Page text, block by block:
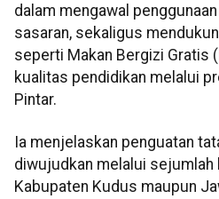
dalam mengawal
sasaran, sekaligus
seperti Makan Bergizi Gratis
kualitas pendidikan melalui
Pintar.
Ia menjelaskan penguatan
diwujudkan melalui sejumlah
Kabupaten Kudus maupun